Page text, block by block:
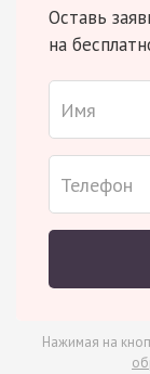
Оставь
на
Нажимая на